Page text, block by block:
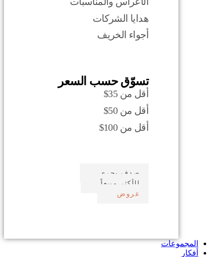
هدايا الشركات
أجواء الخريف
تسوّق حسب السعر
أقل من 35$
أقل من 50$
أقل من 100$
صدف بحري
الأكثر مبيعاً
عروض
المجموعات
أفكار